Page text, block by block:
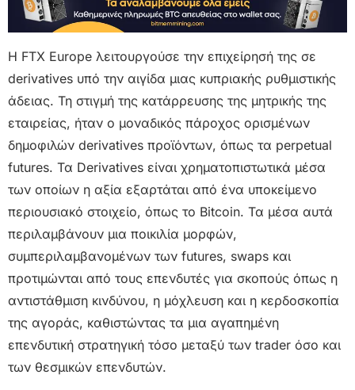
Η FTX Europe λειτουργούσε την επιχείρησή της σε
derivatives υπό την αιγίδα μιας κυπριακής ρυθμιστικής
άδειας. Τη στιγμή της κατάρρευσης της μητρικής της
εταιρείας, ήταν ο μοναδικός πάροχος ορισμένων
δημοφιλών derivatives προϊόντων, όπως τα perpetual
futures. Τα Derivatives είναι χρηματοπιστωτικά μέσα
των οποίων η αξία εξαρτάται από ένα υποκείμενο
περιουσιακό στοιχείο, όπως το Bitcoin. Τα μέσα αυτά
περιλαμβάνουν μια ποικιλία μορφών,
συμπεριλαμβανομένων των futures, swaps και
προτιμώνται από τους επενδυτές για σκοπούς όπως η
αντιστάθμιση κινδύνου, η μόχλευση και η κερδοσκοπία
της αγοράς, καθιστώντας τα μια αγαπημένη
επενδυτική στρατηγική τόσο μεταξύ των trader όσο και
των θεσμικών επενδυτών.